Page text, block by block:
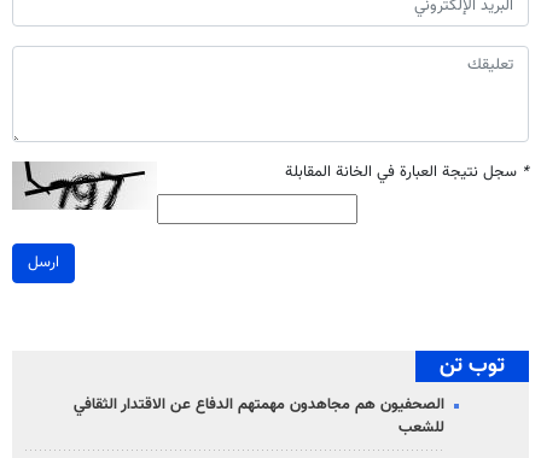
* سجل نتيجة العبارة في الخانة المقابلة
ارسل
توب تن
الصحفيون هم مجاهدون مهمتهم الدفاع عن الاقتدار الثقافي
للشعب